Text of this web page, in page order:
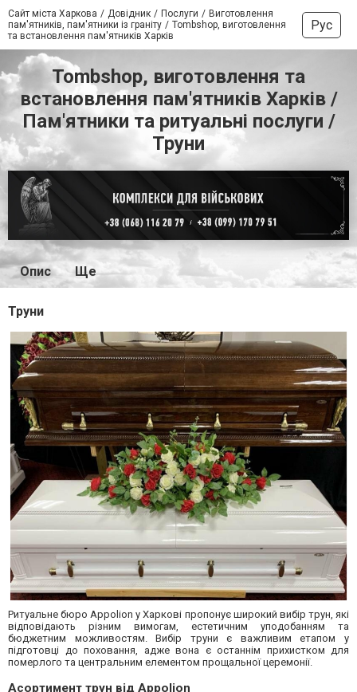
Сайт міста Харкова Довідник Послуги
Виготовлення
пам'ятників, пам'ятники із граніту
Tombshop, виготовлення
та встановлення пам'ятників Харків
Рус
Tombshop, виготовлення та
встановлення пам'ятників Харків /
Пам'ятники та ритуальні послуги /
Труни
Опис Ще
Труни
Ритуальне бюро Appolion у Харкові пропонує широкий вибір трун, які
відповідають різним вимогам, естетичним уподобанням та
бюджетним можливостям. Вибір труни є важливим етапом у
підготовці до поховання, адже вона є останнім прихистком для
померлого та центральним елементом прощальної церемонії.
Асортимент трун від Appolion